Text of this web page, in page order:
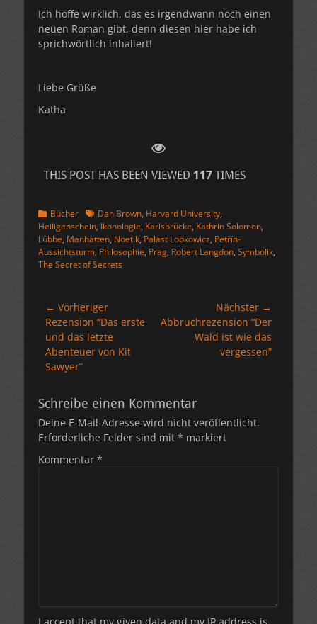
Ich hoffe wirklich, das es irgendwann noch einen
neuen Roman gibt, denn diesen hier habe ich
sprichwörtlich inhaliert!
Liebe Grüße
Katha
THIS POST HAS BEEN VIEWED 117 TIMES
Kategorien
Bücher Schlagworte
Dan Brown, Harvard University,
Heiligenschein, Ikonologie, Karlsbrücke, Kathrin Solomon,
Lübbe, Manhatten, Noetik, Palast Lobkowicz, Petřín-
Aussichtsturm, Philosophie, Prag, Robert Langdon, Symbolik,
The Secret of Secrets
Beitragsnavigation
← Vorheriger
Vorheriger
Beitrag:
Rezension “Das erste
und das letzte
Abenteuer von Kit
Sawyer”
Nächster →
Nächster
Abbruchrezension “Der
Wald ist wie das
vergessen”
Schreibe einen Kommentar
Deine E-Mail-Adresse wird nicht veröffentlicht.
Erforderliche Felder sind mit * markiert
Kommentar *